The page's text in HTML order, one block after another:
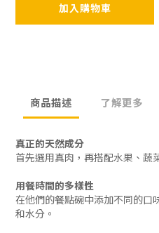
加入購物車
商品描述 了解更多
真正的天然成分
首先選用真肉，再搭配水果、蔬
用餐時間的多樣性
在他們的餐點碗中添加不同的口
和水分。